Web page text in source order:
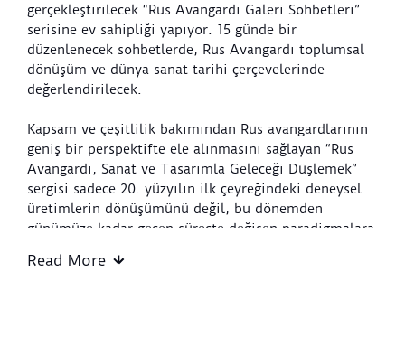
gerçekleştirilecek “Rus Avangardı Galeri Sohbetleri”
serisine ev sahipliği yapıyor. 15 günde bir
düzenlenecek sohbetlerde, Rus Avangardı toplumsal
dönüşüm ve dünya sanat tarihi çerçevelerinde
değerlendirilecek.
Kapsam ve çeşitlilik bakımından Rus avangardlarının
geniş bir perspektifte ele alınmasını sağlayan “Rus
Avangardı, Sanat ve Tasarımla Geleceği Düşlemek”
sergisi sadece 20. yüzyılın ilk çeyreğindeki deneysel
üretimlerin dönüşümünü değil, bu dönemden
günümüze kadar geçen süreçte değişen paradigmalara
Read More